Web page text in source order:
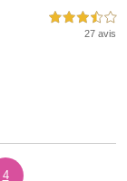
3,5 étoiles sur 5
27 avis
4